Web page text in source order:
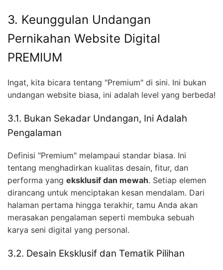
3. Keunggulan Undangan
Pernikahan Website Digital
PREMIUM
Ingat, kita bicara tentang "Premium" di sini. Ini bukan
undangan website biasa, ini adalah level yang berbeda!
3.1. Bukan Sekadar Undangan, Ini Adalah
Pengalaman
Definisi "Premium" melampaui standar biasa. Ini
tentang menghadirkan kualitas desain, fitur, dan
performa yang eksklusif dan mewah. Setiap elemen
dirancang untuk menciptakan kesan mendalam. Dari
halaman pertama hingga terakhir, tamu Anda akan
merasakan pengalaman seperti membuka sebuah
karya seni digital yang personal.
3.2. Desain Eksklusif dan Tematik Pilihan